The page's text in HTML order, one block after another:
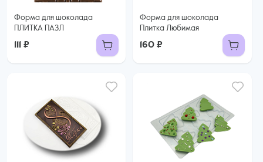
Форма для шоколада
ПЛИТКА ПАЗЛ
111 ₽
Форма для шоколада
Плитка Любимая
160 ₽